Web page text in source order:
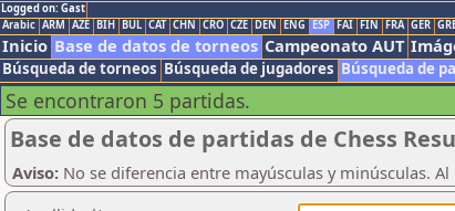
Logged on: Gast
Arabic ARM AZE BIH BUL CAT CHN CRO CZE DEN ENG ESP FAI FIN FRA GER
Inicio Base de datos de torneos Campeonato AUT
Búsqueda de torneos Búsqueda de jugadores Búsqueda de
Se encontraron 5 partidas.
Base de datos de partidas de Chess
Aviso: No se diferencia entre mayúsculas y minúsculas.